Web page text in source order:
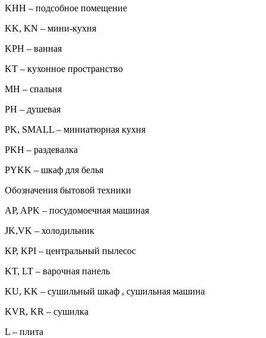
KHH – подсобное помещение
KK, KN – мини-кухня
KPH – ванная
KT – кухонное пространство
MH – спальня
PH – душевая
PK, SMALL – миниатюрная кухня
PKH – раздевалка
PYKK – шкаф для белья
Обозначения бытовой техники
AP, APK – посудомоечная машиная
JK,VK – холодильник
KP, KPI – центральный пылесос
KT, LT – варочная панель
KU, KK – сушильный шкаф , сушильная машина
KVR, KR – сушилка
L – плита